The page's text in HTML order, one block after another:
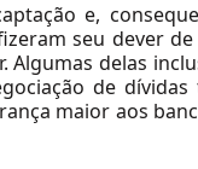
e,
seu dever
Algumas delas
de dívidas
maior aos